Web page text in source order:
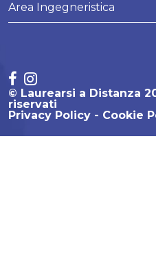
Area Ingegneristica
© Laurearsi a Distanza
riservati
Privacy Policy
Cookie